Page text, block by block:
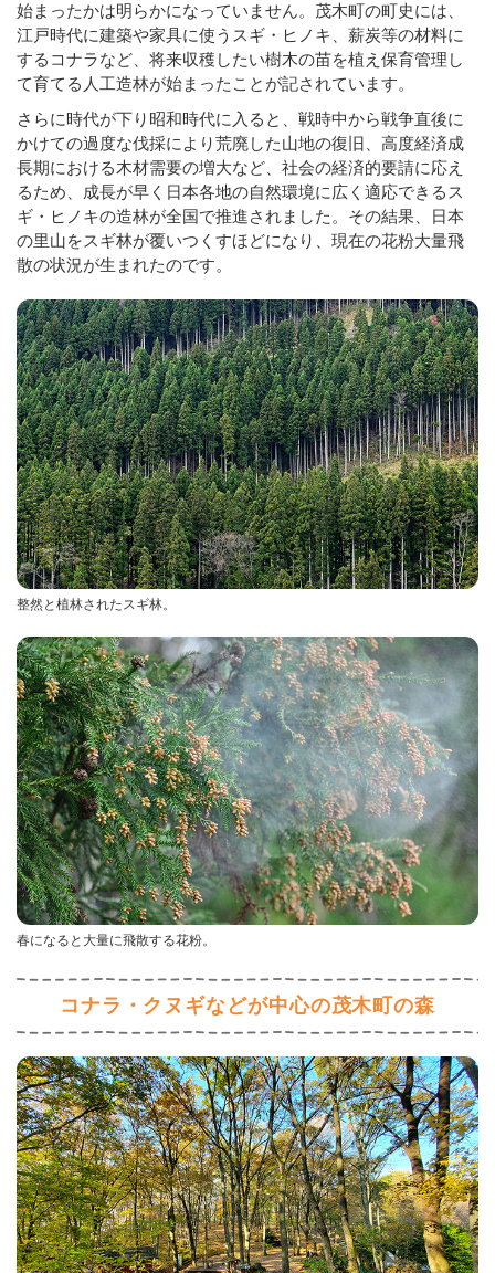
始まったかは明らかになっていません。茂木町の町史には、
江戸時代に建築や家具に使うスギ・ヒノキ、薪炭等の材料に
するコナラなど、将来収穫したい樹木の苗を植え保育管理し
て育てる人工造林が始まったことが記されています。
さらに時代が下り昭和時代に入ると、戦時中から戦争直後に
かけての過度な伐採により荒廃した山地の復旧、高度経済成
長期における木材需要の増大など、社会の経済的要請に応え
るため、成長が早く日本各地の自然環境に広く適応できるス
ギ・ヒノキの造林が全国で推進されました。その結果、日本
の里山をスギ林が覆いつくすほどになり、現在の花粉大量飛
散の状況が生まれたのです。
整然と植林されたスギ林。
春になると大量に飛散する花粉。
コナラ・クヌギなどが中心の茂木町の森